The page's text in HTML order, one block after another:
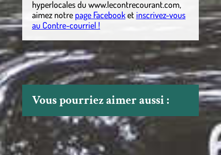
hyperlocalesdu www.lecontrecourant.com,
aimez notre page Facebooket inscrivez-vous
au Contre-courriel !
Vous pourriez aimer aussi :